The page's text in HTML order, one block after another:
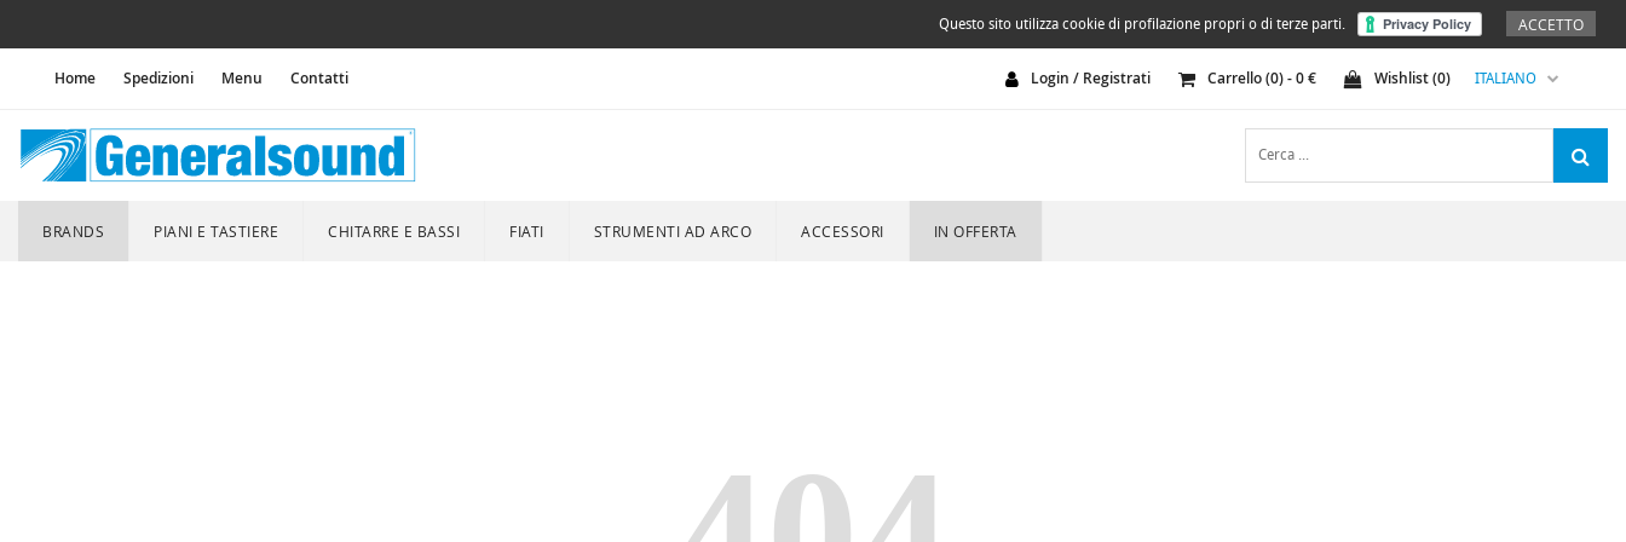
ACCETTO
Questo sito utilizza cookie di profilazione propri o di terze parti.
Home Spedizioni Menu Contatti ITALIANO
Login / Registrati Carrello (0) -0€ Wishlist (0)
BRANDS PIANI E TASTIERE CHITARRE E BASSI FIATI STRUMENTI AD ARCO ACCESSORI IN OFFERTA